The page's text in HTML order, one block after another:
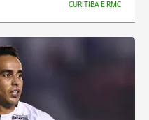
CURITIBA E RMC